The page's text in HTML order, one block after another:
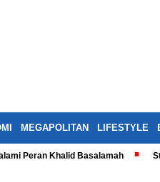
MEGAPOLITAN LIFESTYLE
Peran Khalid Basalamah